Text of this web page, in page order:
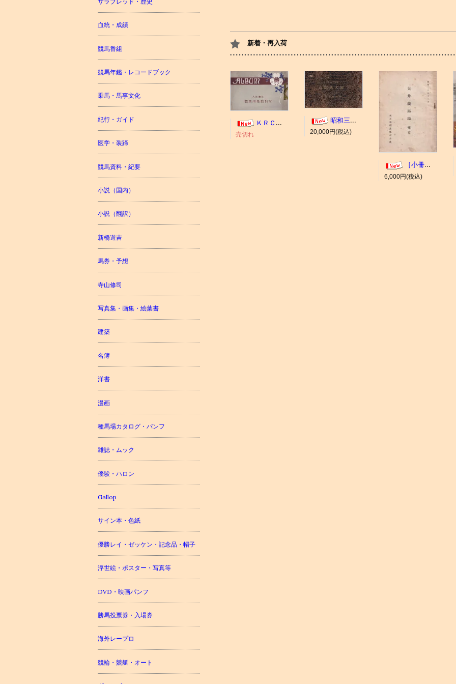
新着・再入荷
ＫＲＣ ＡＬＢＵＭ（京都競馬場写真帖）
売切れ
昭和三年十一月 御大典記念
20,000円(税込)
［小冊子］大井競馬場 概要
6,000円(税込)
血統・成績
競馬番組
競馬年鑑・レコードブック
乗馬・馬事文化
紀行・ガイド
医学・装蹄
競馬資料・紀要
小説（国内）
小説（翻訳）
新橋遊吉
馬券・予想
寺山修司
写真集・画集・絵葉書
建築
名簿
洋書
漫画
種馬場カタログ・パンフ
雑誌・ムック
優駿・ハロン
Gallop
サイン本・色紙
優勝レイ・ゼッケン・記念品・帽子
浮世絵・ポスター・写真等
DVD・映画パンフ
勝馬投票券・入場券
海外レープロ
競輪・競艇・オート